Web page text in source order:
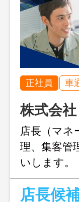
正社員 車
株式会
店長（マ
理、集客管
いします
した先輩ス
くのでご